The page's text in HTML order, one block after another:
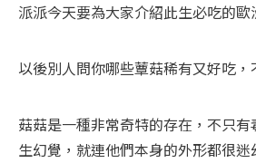
派派今天要為大家介紹此生必吃的歐
以後別人問你哪些蕈菇稀有又好吃
菇菇是一種非常奇特的存在，不只
生幻覺，就連他們本身的外形都很